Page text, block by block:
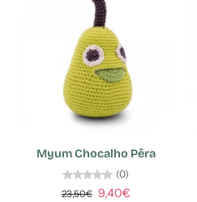
Myum Chocalho Pêra
(0)
23,50€ 9,40€